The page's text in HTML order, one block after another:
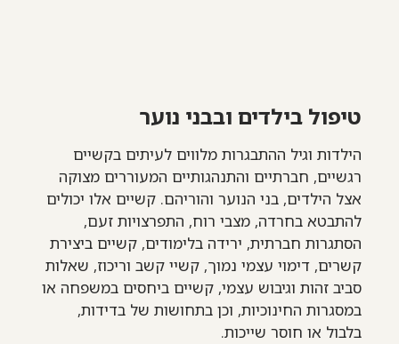
טיפול בילדים ובבני נוער
הילדות וגיל ההתבגרות מלווים לעיתים בקשיים
רגשיים, חברתיים והתנהגותיים המעוררים מצוקה
אצל הילדים, בני הנוער והוריהם. קשיים אלו יכולים
להתבטא בחרדה, מצבי רוח, התפרצויות זעם,
הסתגרות חברתית, ירידה בלימודים, קשיים ביצירת
קשרים, דימוי עצמי נמוך, קשיי קשב וריכוז, שאלות
סביב זהות וגיבוש עצמי, קשיים ביחסים במשפחה או
במסגרות החינוכיות, וכן בתחושות של בדידות,
בלבול או חוסר שייכות.